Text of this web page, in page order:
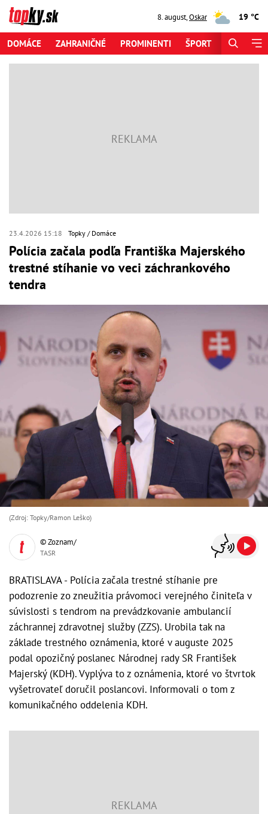
8. august,Oskar 19 °C
DOMÁCE ZAHRANIČNÉ PROMINENTI ŠPORT
23.4.2026 15:18 Topky Domáce
Polícia začala podľa Františka Majerského
trestné stíhanie vo veci záchrankového
tendra
(Zdroj: Topky/Ramon Leško)
© Zoznam/
TASR
BRATISLAVA - Polícia začala trestné stíhanie pre
podozrenie zo zneužitia právomoci verejného činiteľa v
súvislosti s tendrom na prevádzkovanie ambulancií
záchrannej zdravotnej služby (ZZS). Urobila tak na
základe trestného oznámenia, ktoré v auguste 2025
podal opozičný poslanec Národnej rady SR František
Majerský (KDH). Vyplýva to z oznámenia, ktoré vo štvrtok
vyšetrovateľ doručil poslancovi. Informovali o tom z
komunikačného oddelenia KDH.